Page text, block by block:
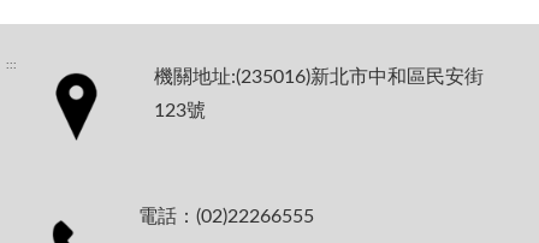
:::
機關地址:(235016)新北市中和區民安街
123號
電話：(02)22266555